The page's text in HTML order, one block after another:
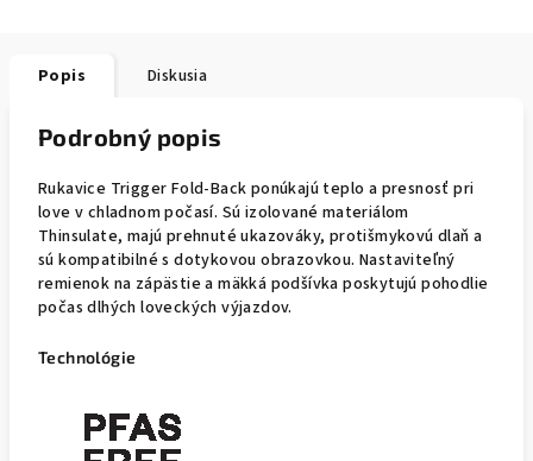
Popis Diskusia
Podrobný popis
Rukavice Trigger Fold-Back ponúkajú teplo a presnosť pri
love v chladnom počasí. Sú izolované materiálom
Thinsulate, majú prehnuté ukazováky, protišmykovú dlaň a
sú kompatibilné s dotykovou obrazovkou. Nastaviteľný
remienok na zápästie a mäkká podšívka poskytujú pohodlie
počas dlhých loveckých výjazdov.
Technológie